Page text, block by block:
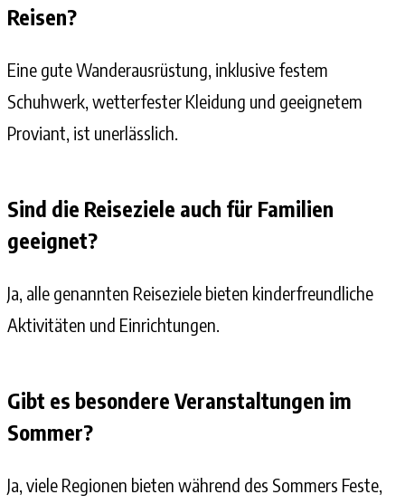
Reisen?
Eine gute Wanderausrüstung, inklusive festem
Schuhwerk, wetterfester Kleidung und geeignetem
Proviant, ist unerlässlich.
Sind die Reiseziele auch für Familien
geeignet?
Ja, alle genannten Reiseziele bieten kinderfreundliche
Aktivitäten und Einrichtungen.
Gibt es besondere Veranstaltungen im
Sommer?
Ja, viele Regionen bieten während des Sommers Feste,